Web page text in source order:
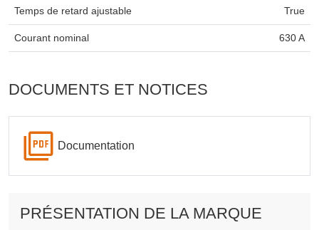
Temps de retard ajustable True
Courant nominal 630 A
DOCUMENTS ET NOTICES
Documentation
PRÉSENTATION DE LA MARQUE